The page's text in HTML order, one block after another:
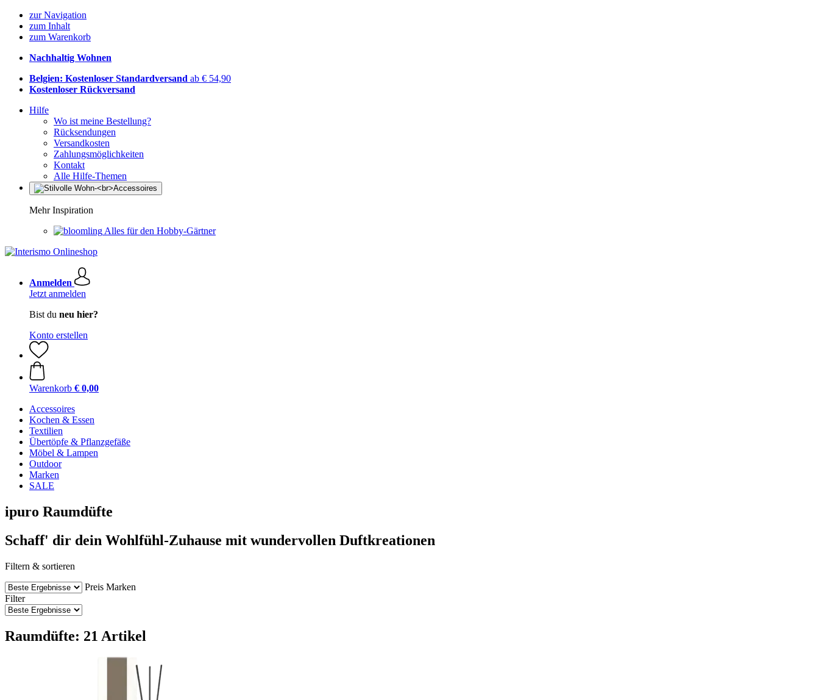
zur Navigation
zum Inhalt
zum Warenkorb
Nachhaltig Wohnen
Belgien: Kostenloser Standardversand ab € 54,90
Kostenloser Rückversand
Hilfe
Wo ist meine Bestellung?
Rücksendungen
Versandkosten
Zahlungsmöglichkeiten
Kontakt
Alle Hilfe-Themen
Mehr Inspiration
Alles für den Hobby-Gärtner
Anmelden
Jetzt anmelden
Bist du neu hier?
Konto erstellen
Warenkorb € 0,00
Accessoires
Kochen & Essen
Textilien
Übertöpfe & Pflanzgefäße
Möbel & Lampen
Outdoor
Marken
SALE
ipuro Raumdüfte
Schaff' dir dein Wohlfühl-Zuhause mit wundervollen Duftkreationen
Filtern & sortieren
Preis Marken
Filter
Raumdüfte: 21 Artikel